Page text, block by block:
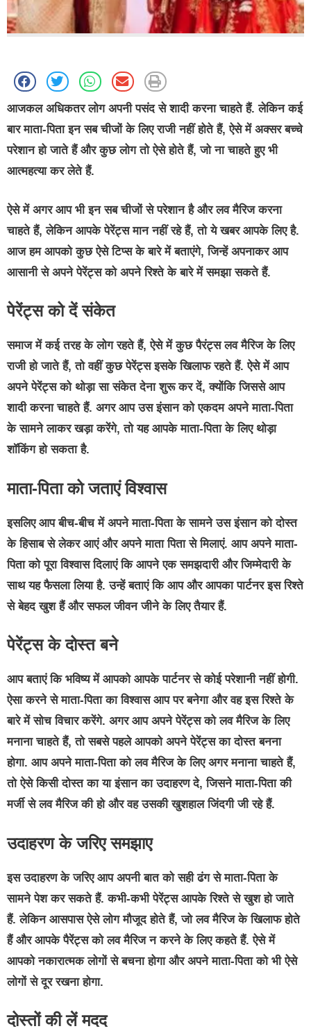
आजकल अधिकतर लोग अपनी पसंद से शादी करना चाहते हैं. लेकिन कई
बार माता-पिता इन सब चीजों के लिए राजी नहीं होते हैं, ऐसे में अक्सर बच्चे
परेशान हो जाते हैं और कुछ लोग तो ऐसे होते हैं, जो ना चाहते हुए भी
आत्महत्या कर लेते हैं.
ऐसे में अगर आप भी इन सब चीजों से परेशान है और लव मैरिज करना
चाहते हैं, लेकिन आपके पेरेंट्स मान नहीं रहे हैं, तो ये खबर आपके लिए है.
आज हम आपको कुछ ऐसे टिप्स के बारे में बताएंगे, जिन्हें अपनाकर आप
आसानी से अपने पेरेंट्स को अपने रिश्ते के बारे में समझा सकते हैं.
पेरेंट्स को दें संकेत
समाज में कई तरह के लोग रहते हैं, ऐसे में कुछ पैरंट्स लव मैरिज के लिए
राजी हो जाते हैं, तो वहीं कुछ पेरेंट्स इसके खिलाफ रहते हैं. ऐसे में आप
अपने पेरेंट्स को थोड़ा सा संकेत देना शुरू कर दें, क्योंकि जिससे आप
शादी करना चाहते हैं. अगर आप उस इंसान को एकदम अपने माता-पिता
के सामने लाकर खड़ा करेंगे, तो यह आपके माता-पिता के लिए थोड़ा
शॉकिंग हो सकता है.
माता-पिता को जताएं विश्वास
इसलिए आप बीच-बीच में अपने माता-पिता के सामने उस इंसान को दोस्त
के हिसाब से लेकर आएं और अपने माता पिता से मिलाएं. आप अपने माता-
पिता को पूरा विश्वास दिलाएं कि आपने एक समझदारी और जिम्मेदारी के
साथ यह फैसला लिया है. उन्हें बताएं कि आप और आपका पार्टनर इस रिश्ते
से बेहद खुश हैं और सफल जीवन जीने के लिए तैयार हैं.
पेरेंट्स के दोस्त बने
आप बताएं कि भविष्य में आपको आपके पार्टनर से कोई परेशानी नहीं होगी.
ऐसा करने से माता-पिता का विश्वास आप पर बनेगा और वह इस रिश्ते के
बारे में सोच विचार करेंगे. अगर आप अपने पेरेंट्स को लव मैरिज के लिए
मनाना चाहते हैं, तो सबसे पहले आपको अपने पेरेंट्स का दोस्त बनना
होगा. आप अपने माता-पिता को लव मैरिज के लिए अगर मनाना चाहते हैं,
तो ऐसे किसी दोस्त का या इंसान का उदाहरण दे, जिसने माता-पिता की
मर्जी से लव मैरिज की हो और वह उसकी खुशहाल जिंदगी जी रहे हैं.
उदाहरण के जरिए समझाए
इस उदाहरण के जरिए आप अपनी बात को सही ढंग से माता-पिता के
सामने पेश कर सकते हैं. कभी-कभी पेरेंट्स आपके रिश्ते से खुश हो जाते
हैं. लेकिन आसपास ऐसे लोग मौजूद होते हैं, जो लव मैरिज के खिलाफ होते
हैं और आपके पैरेंट्स को लव मैरिज न करने के लिए कहते हैं. ऐसे में
आपको नकारात्मक लोगों से बचना होगा और अपने माता-पिता को भी ऐसे
लोगों से दूर रखना होगा.
दोस्तों की लें मदद